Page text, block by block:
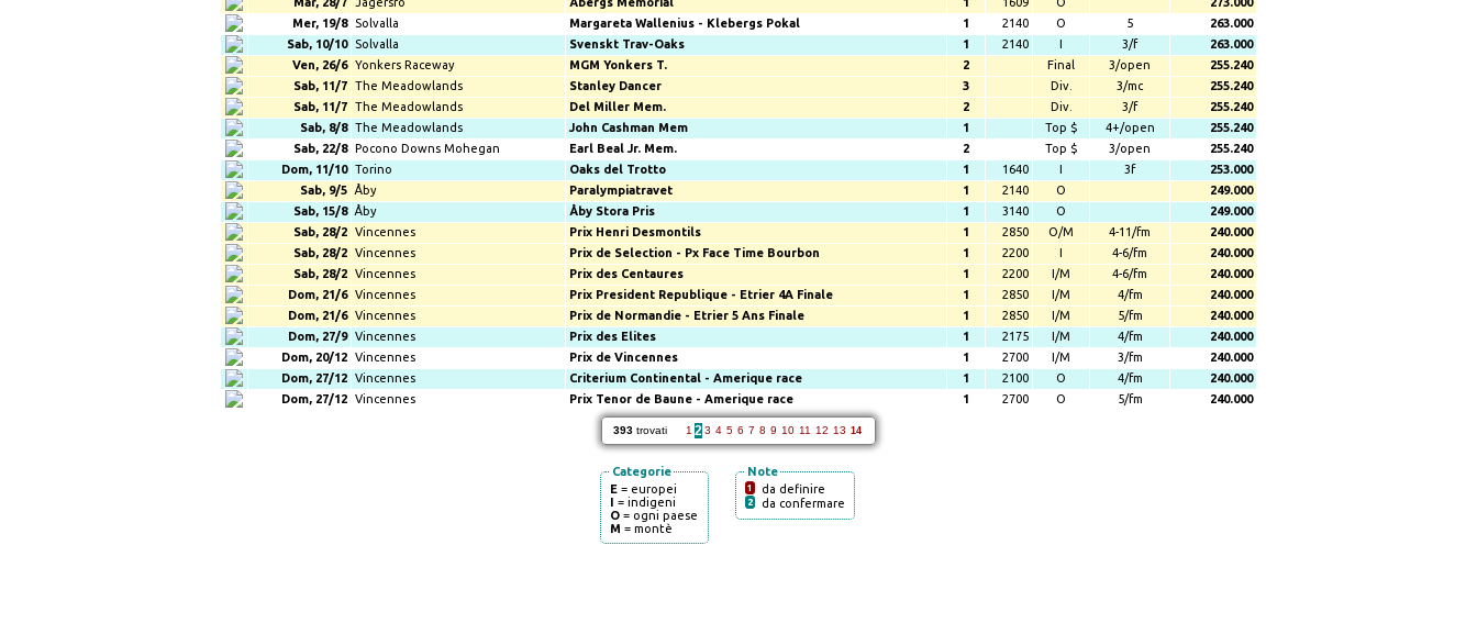
Mer, 19/8
Solvalla Margareta Wallenius - Klebergs Pokal 1 2140 O 5
263.000
Sab, 10/10
Solvalla Svenskt Trav-Oaks 1 2140 I 3/f
263.000
Ven, 26/6 Yonkers Raceway MGM Yonkers T. 2 Final 3/open
255.240
Sab, 11/7 The Meadowlands Stanley Dancer 3 Div. 3/mc
255.240
Sab, 11/7 The Meadowlands Del Miller Mem. 2 Div. 3/f
255.240
Sab, 8/8 The Meadowlands John Cashman Mem 1 Top $ 4+/open
255.240
Sab, 22/8 Pocono Downs Mohegan Earl Beal Jr. Mem. 2 Top $ 3/open
255.240
Dom, 11/10 Torino Oaks del Trotto 1 1640 I 3f
253.000
Sab, 9/5 Åby Paralympiatravet 1 2140 O
249.000
Sab, 15/8 Åby Åby Stora Pris 1 3140 O
249.000
Sab, 28/2 Vincennes Prix Henri Desmontils 1 2850 O/M 4-11/fm
240.000
Sab, 28/2 Vincennes Prix de Selection - Px Face Time Bourbon 1 2200 I 4-6/fm
240.000
Sab, 28/2 Vincennes Prix des Centaures 1 2200 I/M 4-6/fm
240.000
Dom, 21/6 Vincennes Prix President Republique - Etrier 4A Finale 1 2850 I/M 4/fm
240.000
Dom, 21/6 Vincennes Prix de Normandie - Etrier 5 Ans Finale 1 2850 I/M 5/fm
240.000
Dom, 27/9 Vincennes Prix des Elites 1 2175 I/M 4/fm
240.000
Dom, 20/12 Vincennes Prix de Vincennes 1 2700 I/M 3/fm
240.000
Dom, 27/12 Vincennes Criterium Continental - Amerique race 1 2100 O 4/fm
240.000
Dom, 27/12 Vincennes Prix Tenor de Baune - Amerique race 1 2700 O 5/fm 240.000
393 trovati 1 23 4 5 6 7 8 9 10 11 12 13 14
Categorie
E = europei
I = indigeni
O = ogni paese
M = montè
Note
1 da definire
2 da confermare